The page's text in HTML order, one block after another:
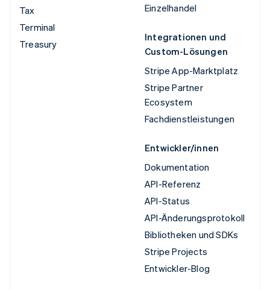
Tax
Terminal
Treasury
Einzelhandel
Integrationen und
Custom-Lösungen
Stripe App-Marktplatz
Stripe Partner
Ecosystem
Fachdienstleistungen
Entwickler/innen
Dokumentation
API-Referenz
API-Status
API-Änderungsprotokoll
Bibliotheken und SDKs
Stripe Projects
Entwickler-Blog